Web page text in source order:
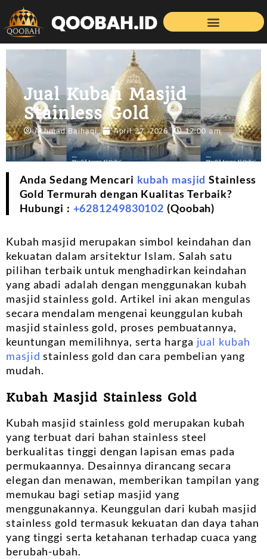
Jual Kubah Masjid
Stainless Gold
Achmad Baihaqi April 27, 2026 12:00 am
Anda Sedang Mencari kubah masjid Stainless
Gold Termurah dengan Kualitas Terbaik?
Hubungi : +6281249830102 (Qoobah)
Kubah masjid merupakan simbol keindahan dan
kekuatan dalam arsitektur Islam. Salah satu
pilihan terbaik untuk menghadirkan keindahan
yang abadi adalah dengan menggunakan kubah
masjid stainless gold. Artikel ini akan mengulas
secara mendalam mengenai keunggulan kubah
masjid stainless gold, proses pembuatannya,
keuntungan memilihnya, serta harga jual kubah
masjid stainless gold dan cara pembelian yang
mudah.
Kubah Masjid Stainless Gold
Kubah masjid stainless gold merupakan kubah
yang terbuat dari bahan stainless steel
berkualitas tinggi dengan lapisan emas pada
permukaannya. Desainnya dirancang secara
elegan dan menawan, memberikan tampilan yang
memukau bagi setiap masjid yang
menggunakannya. Keunggulan dari kubah masjid
stainless gold termasuk kekuatan dan daya tahan
yang tinggi serta ketahanan terhadap cuaca yang
berubah-ubah.